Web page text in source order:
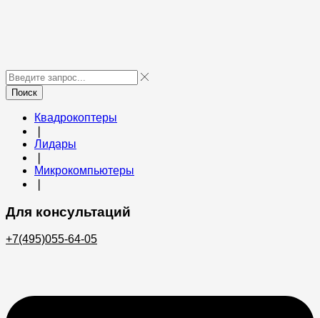
Поиск
Квадрокоптеры
Лидары
Микрокомпьютеры
Для консультаций
+7(495)055-64-05